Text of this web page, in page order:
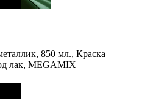
850 мл., Краска
лак, MEGAMIX